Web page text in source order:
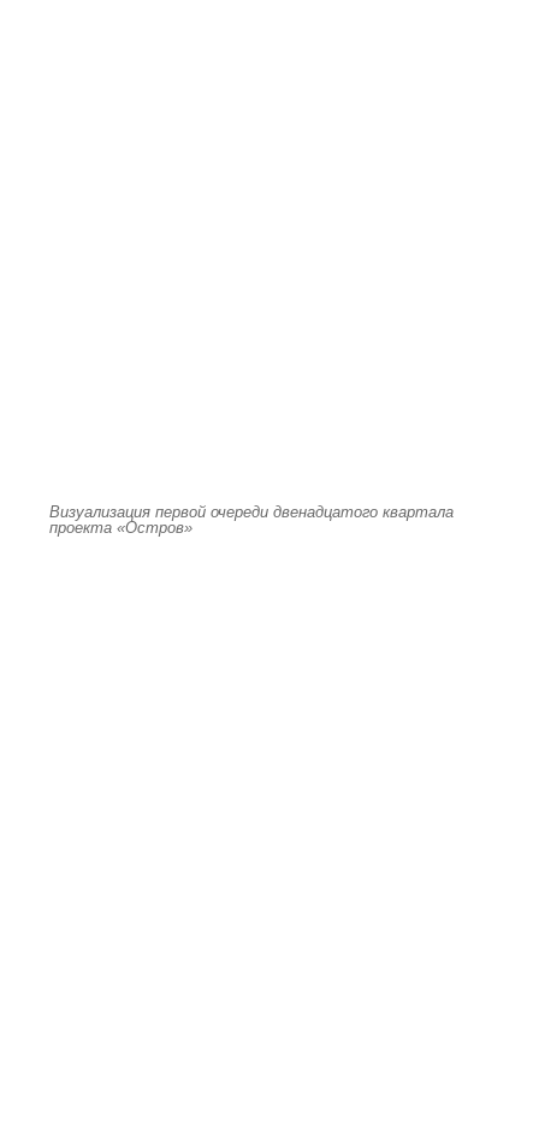
Визуализация первой очереди двенадцатого квартала
проекта «Остров»